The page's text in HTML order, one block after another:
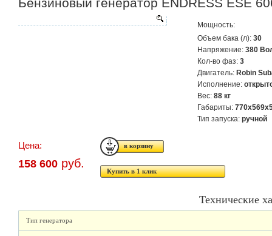
Мощность:
Объем бака (л): 30
Напряжение: 380
Кол-во фаз: 3
Двигатель: Robin
Исполнение:
Вес: 88 кг
Габариты:
Тип запуска: ручной
Цена:
158 600 руб.
Купить в 1 клик
Технические
Тип генератора